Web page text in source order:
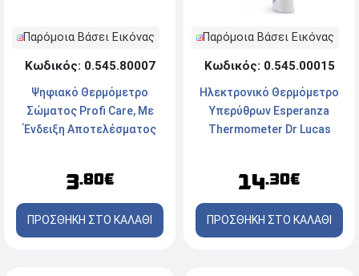
Παρόμοια Βάσει Εικόνας
Κωδικός: 0.545.80007
Ψηφιακό Θερμόμετρο
Σώματος Profi Care, Με
Ένδειξη Αποτελέσματος
3.80€
ΠΡΟΣΘΗΚΗ ΣΤΟ ΚΑΛΑΘΙ
Παρόμοια Βάσει Εικόνας
Κωδικός: 0.545.00015
Ηλεκτρονικό Θερμόμετρο
Υπερύθρων Esperanza
Thermometer Dr Lucas
14.30€
ΠΡΟΣΘΗΚΗ ΣΤΟ ΚΑΛΑΘΙ